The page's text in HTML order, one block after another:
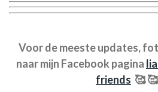
Voor de meeste updates,
naar mijn Facebook pagina
friends 🥰